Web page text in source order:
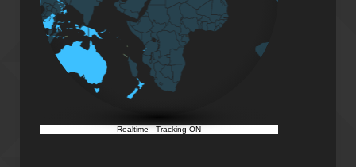
Realtime-Tracking ON